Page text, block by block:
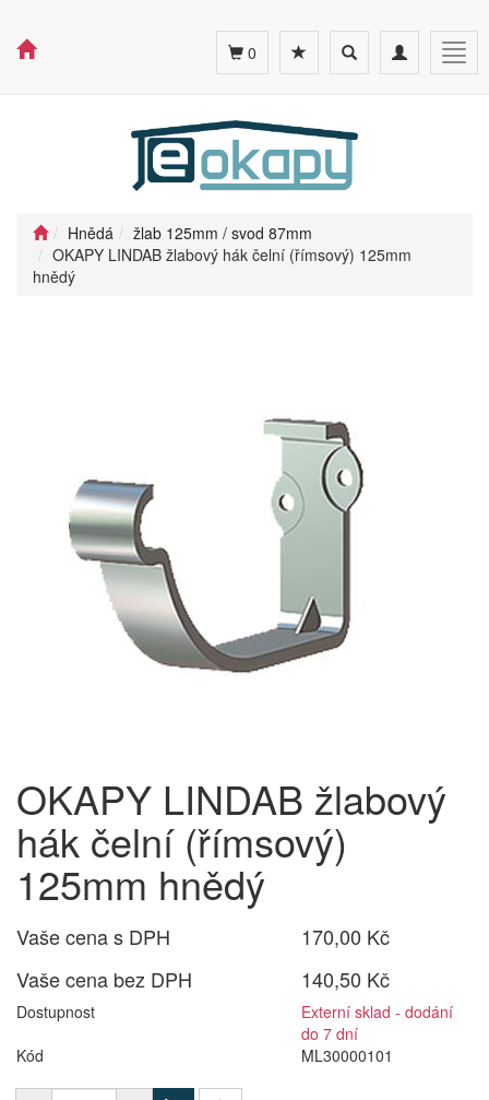
Toggle
navigation
Toggle
search
0
Hnědá
žlab 125mm / svod 87mm
OKAPY LINDAB žlabový hák čelní (římsový) 125mm
hnědý
OKAPY LINDAB žlabový
hák čelní (římsový)
125mm hnědý
Vaše cena s DPH
170,00 Kč
Vaše cena bez DPH
140,50 Kč
Dostupnost
Externí sklad - dodání
do 7 dní
Kód
ML30000101